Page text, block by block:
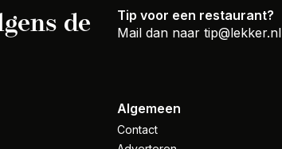
de
Tip voor een restaurant?
Mail dan naar tip@lekker.nl
Algemeen
Contact